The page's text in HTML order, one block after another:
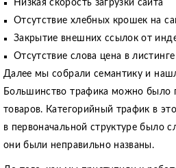
Низкая скорость загрузки сайта
Отсутствие хлебных крошек на
Закрытие внешних ссылок от
Отсутствие слова цена в
Далее мы собрали семантику и
Большинство трафика можно было
товаров. Категорийный трафик в
в первоначальной структуре было
они были неправильно названы.